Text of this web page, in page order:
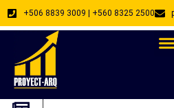
+506 8839 3009 | +560 8325 2500